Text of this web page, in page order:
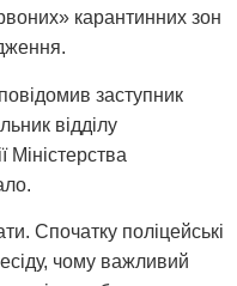
карантинних зон
заступник
відділу
Міністерства
Спочатку поліцейські
чому важливий